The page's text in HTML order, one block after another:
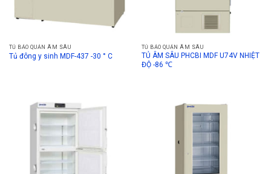
TỦ BẢO QUẢN ÂM SÂU
Tủ đông y sinh MDF-437 -30 ° C
TỦ BẢO QUẢN ÂM SÂU
TỦ ÂM SÂU PHCBI MDF U74V NHIỆT
ĐỘ -86 ℃